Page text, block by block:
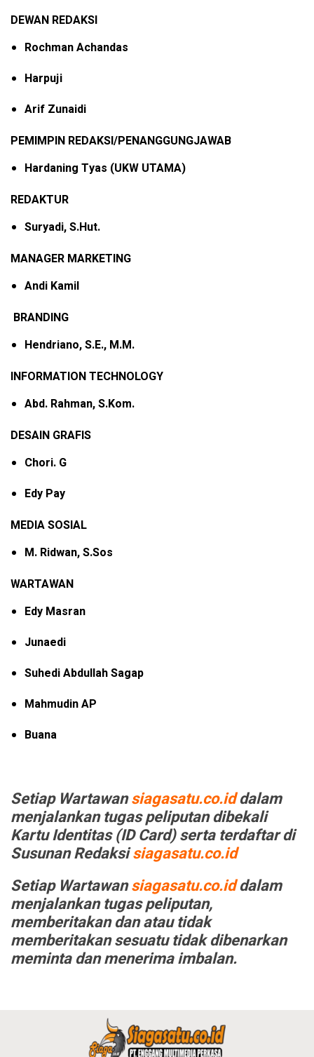
DEWAN REDAKSI
Rochman Achandas
Harpuji
Arif Zunaidi
PEMIMPIN REDAKSI/PENANGGUNGJAWAB
Hardaning Tyas (UKW UTAMA)
REDAKTUR
Suryadi, S.Hut.
MANAGER MARKETING
Andi Kamil
BRANDING
Hendriano, S.E., M.M.
INFORMATION TECHNOLOGY
Abd. Rahman, S.Kom.
DESAIN GRAFIS
Chori. G
Edy Pay
MEDIA SOSIAL
M. Ridwan, S.Sos
WARTAWAN
Edy Masran
Junaedi
Suhedi Abdullah Sagap
Mahmudin AP
Buana
Setiap Wartawansiagasatu.co.iddalam
menjalankan tugas peliputan dibekali
Kartu Identitas (ID Card) serta terdaftar di
Susunan Redaksisiagasatu.co.id
Setiap Wartawansiagasatu.co.iddalam
menjalankan tugas peliputan,
memberitakan dan atau tidak
memberitakan sesuatu tidak dibenarkan
meminta dan menerima imbalan.